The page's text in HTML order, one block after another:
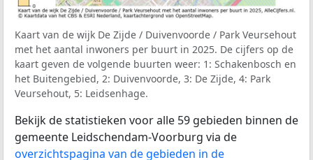
Kaart van de wijk De Zijde / Duivenvoorde / Park Veursehout
met het aantal inwoners per buurt in 2025. De cijfers op de
kaart geven de volgende buurten weer: 1: Schakenbosch en
het Buitengebied, 2: Duivenvoorde, 3: De Zijde, 4: Park
Veursehout, 5: Leidsenhage.
Bekijk de statistieken voor alle 59 gebieden binnen de
gemeente Leidschendam-Voorburg via de
overzichtspagina van de gebieden in de